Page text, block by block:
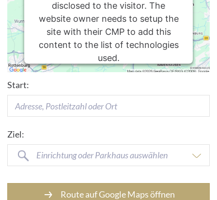
disclosed to the visitor. The
website owner needs to setup the
site with their CMP to add this
content to the list of technologies
used.
Start:
Ziel:
Einrichtung oder Parkhaus auswählen
Route auf Google Maps öffnen